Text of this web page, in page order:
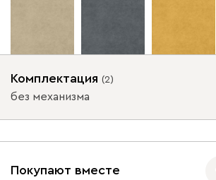
Ультра
Комплектация (2)
без механизма
Покупают вместе